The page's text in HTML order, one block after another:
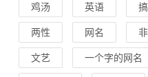
鸡汤 英语
两性 网名
文艺 一个字的网名